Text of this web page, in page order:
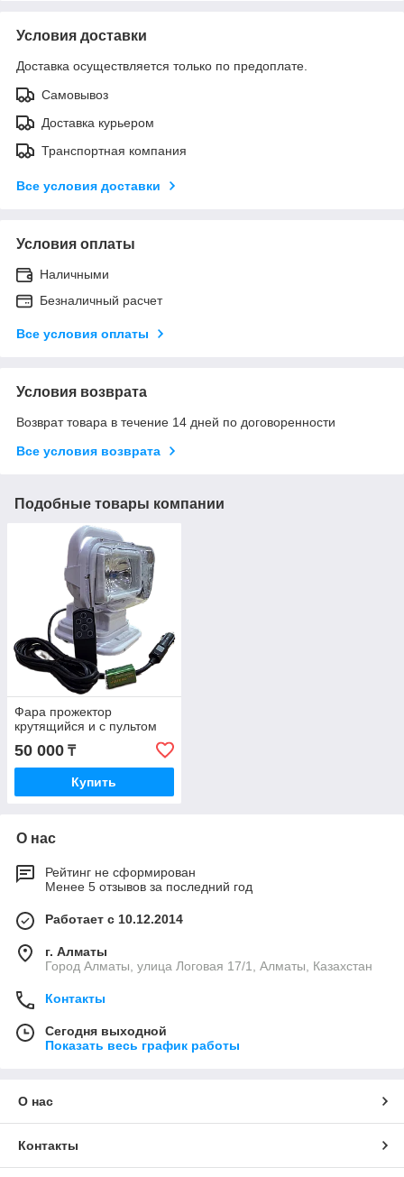
Условия доставки
Доставка осуществляется только по предоплате.
Самовывоз
Доставка курьером
Транспортная компания
Все условия доставки
Условия оплаты
Наличными
Безналичный расчет
Все условия оплаты
Условия возврата
Возврат товара в течение 14 дней по договоренности
Все условия возврата
Подобные товары компании
Фара прожектор
крутящийся и с пультом
50 000 ₸
Купить
О нас
Рейтинг не сформирован
Менее 5 отзывов за последний год
Работает с 10.12.2014
г. Алматы
Город Алматы, улица Логовая 17/1, Алматы, Казахстан
Контакты
Сегодня выходной
Показать весь график работы
О нас
Контакты